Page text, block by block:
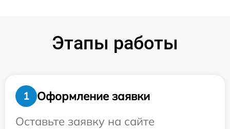
Этапы работы
1
Оформление заявки
Оставьте заявку на сайте